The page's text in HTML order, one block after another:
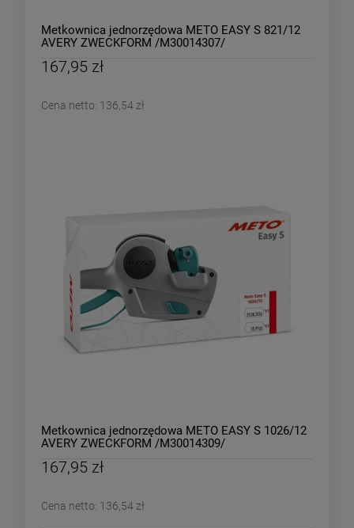
Metkownica jednorzędowa METO EASY S 821/12
AVERY ZWECKFORM /M30014307/
167,95 zł
Cena netto: 136,54 zł
Metkownica jednorzędowa METO EASY S 1026/12
AVERY ZWECKFORM /M30014309/
167,95 zł
Cena netto: 136,54 zł